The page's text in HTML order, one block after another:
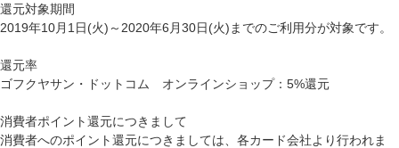
還元対象期間
2019年10月1日(火)～2020年6月30日(火)までのご利用分が対象です。
還元率
ゴフクヤサン・ドットコム オンラインショップ：5%還元
消費者ポイント還元につきまして
消費者へのポイント還元につきましては、各カード会社より行われま